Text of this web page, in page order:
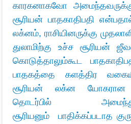
காரகனாகவோ
சூரியன் பாதகாதிபதி
லக்னம், ராசியினருக்கு
துலாமிற்கு உச்ச சூரியன்
கொடுத்தாலும்கூட
பாதகத்தை களத்திர
சூரியன் லக்ன யோகரான
தொடர்பில்
சூரியனும் பாதிக்கப்படாத